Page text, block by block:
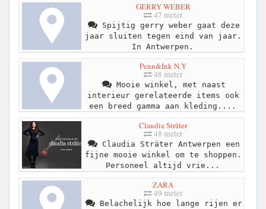
GERRY WEBER
47 meter
Spijtig gerry weber gaat deze
jaar sluiten tegen eind van jaar.
In Antwerpen.
Penn&Ink N.Y
48 meter
Mooie winkel, met naast
interieur gerelateerde items ook
een breed gamma aan kleding....
Claudia Sträter
48 meter
Claudia Sträter Antwerpen een
fijne mooie winkel om te shoppen.
Personeel altijd vrie...
ZARA
49 meter
Belachelijk hoe lange rijen er